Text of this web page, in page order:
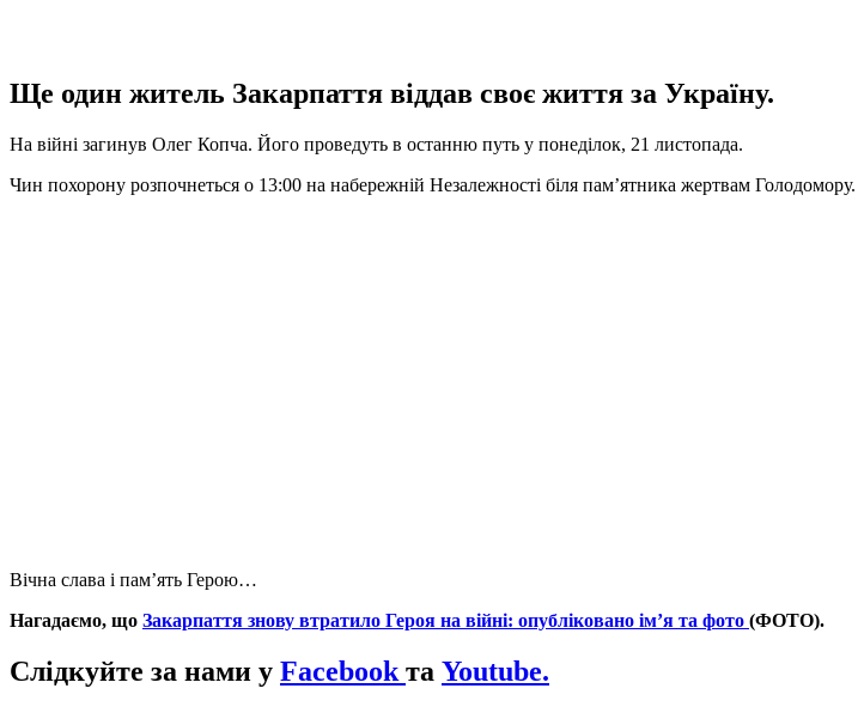
Ще один житель Закарпаття віддав своє життя за Україну.
На війні загинув Олег Копча. Його проведуть в останню путь у понеділок, 21 листопада.
Чин похорону розпочнеться о 13:00 на набережній Незалежності біля пам’ятника жертвам Голодомору.
Вічна слава і пам’ять Герою…
Нагадаємо, що Закарпаття знову втратило Героя на війні: опубліковано ім’я та фото (ФОТО).
Слідкуйте за нами у Facebook та Youtube.